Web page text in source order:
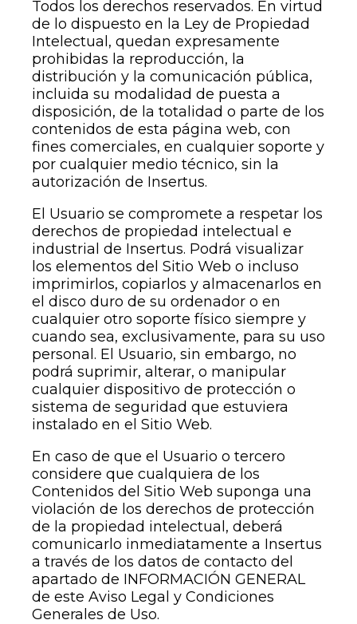
Todos los derechos reservados. En virtud
de lo dispuesto en la Ley de Propiedad
Intelectual, quedan expresamente
prohibidas la reproducción, la
distribución y la comunicación pública,
incluida su modalidad de puesta a
disposición, de la totalidad o parte de los
contenidos de esta página web, con
fines comerciales, en cualquier soporte y
por cualquier medio técnico, sin la
autorización de Insertus.
El Usuario se compromete a respetar los
derechos de propiedad intelectual e
industrial de Insertus. Podrá visualizar
los elementos del Sitio Web o incluso
imprimirlos, copiarlos y almacenarlos en
el disco duro de su ordenador o en
cualquier otro soporte físico siempre y
cuando sea, exclusivamente, para su uso
personal. El Usuario, sin embargo, no
podrá suprimir, alterar, o manipular
cualquier dispositivo de protección o
sistema de seguridad que estuviera
instalado en el Sitio Web.
En caso de que el Usuario o tercero
considere que cualquiera de los
Contenidos del Sitio Web suponga una
violación de los derechos de protección
de la propiedad intelectual, deberá
comunicarlo inmediatamente a Insertus
a través de los datos de contacto del
apartado de INFORMACIÓN GENERAL
de este Aviso Legal y Condiciones
Generales de Uso.